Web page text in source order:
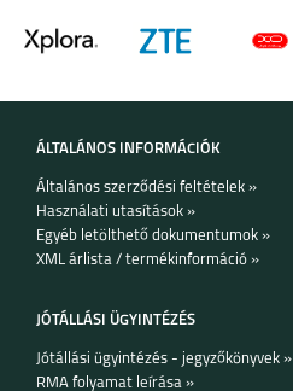
IPHONE 17 IPHONE 16E
IPHONE 16 PRO IPHONE 16
ÁLTALÁNOS INFORMÁCIÓK
Általános szerződési feltételek »
Használati utasítások »
Egyéb letölthető dokumentumok »
XML árlista / termékinformáció »
JÓTÁLLÁSI ÜGYINTÉZÉS
Jótállási ügyintézés - jegyzőkönyvek »
RMA folyamat leírása »